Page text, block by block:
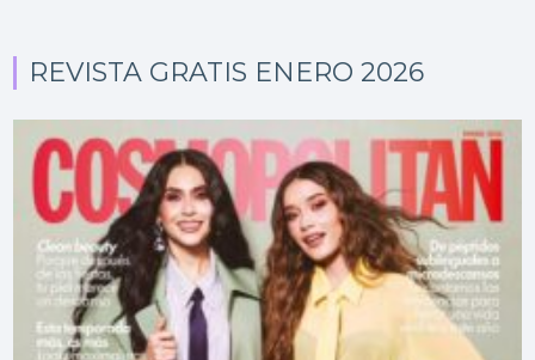
REVISTA GRATIS ENERO 2026